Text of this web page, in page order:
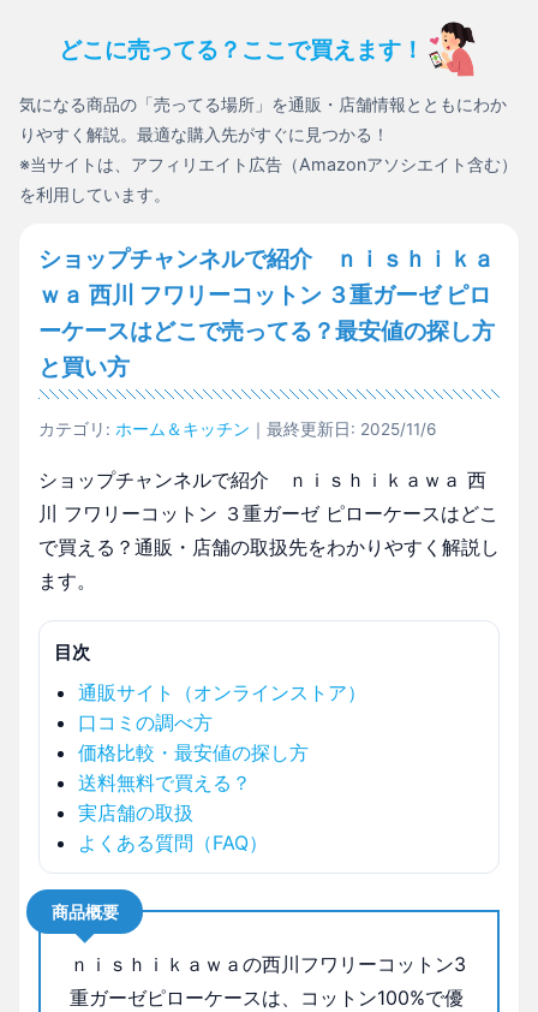
どこに売ってる？ここで買えます！
気になる商品の「売ってる場所」を通販・店舗情報とともにわか
りやすく解説。最適な購入先がすぐに見つかる！
※当サイトは、アフィリエイト広告（Amazonアソシエイト含む）
を利用しています。
ショップチャンネルで紹介 ｎｉｓｈｉｋａ
ｗａ 西川 フワリーコットン ３重ガーゼ ピロ
ーケースはどこで売ってる？最安値の探し方
と買い方
カテゴリ: ホーム＆キッチン ｜最終更新日: 2025/11/6
ショップチャンネルで紹介 ｎｉｓｈｉｋａｗａ 西
川 フワリーコットン ３重ガーゼ ピローケースはどこ
で買える？通販・店舗の取扱先をわかりやすく解説し
ます。
目次
通販サイト（オンラインストア）
口コミの調べ方
価格比較・最安値の探し方
送料無料で買える？
実店舗の取扱
よくある質問（FAQ）
商品概要
ｎｉｓｈｉｋａｗａの西川フワリーコットン3
重ガーゼピローケースは、コットン100%で優